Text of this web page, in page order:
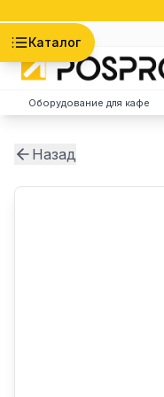
Каталог
Оборудование для кафе
Назад